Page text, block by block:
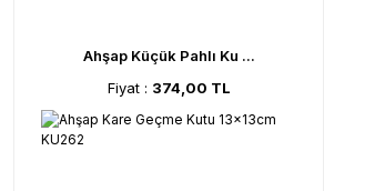
Ahşap Küçük Pahlı Ku ...
Fiyat : 374,00 TL